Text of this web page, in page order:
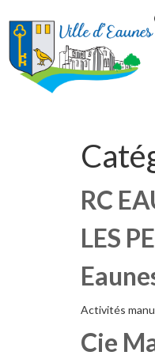
RC
LES
Activités
Cie